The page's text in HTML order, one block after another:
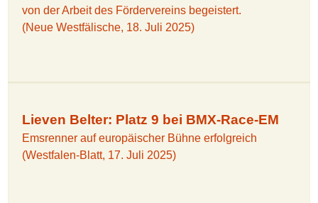
von der Arbeit des Fördervereins begeistert.
(Neue Westfälische, 18. Juli 2025)
Lieven Belter: Platz 9 bei BMX-Race-EM
Emsrenner auf europäischer Bühne erfolgreich
(Westfalen-Blatt, 17. Juli 2025)